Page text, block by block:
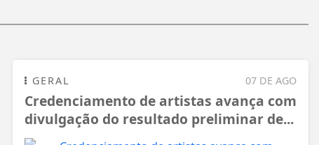
07 DE AGO
GERAL
Credenciamento de artistas avança com
divulgação do resultado preliminar de...